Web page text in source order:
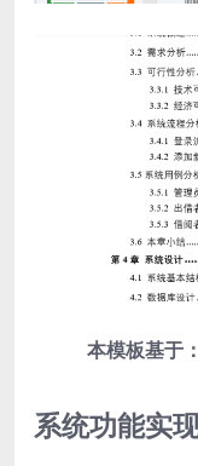
本模板基于
系统功能实